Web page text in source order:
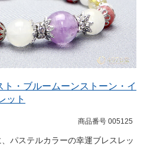
ト・ブルームーンストーン・イ
ット
商品番号 005125
パステルカラーの幸運ブレスレッ